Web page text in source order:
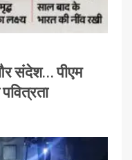
संदेश… पीएम